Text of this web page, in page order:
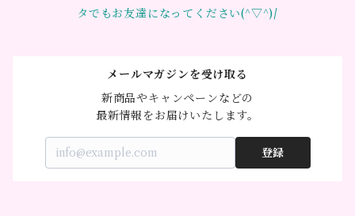
タでもお友達になってください(^▽^)/
メールマガジンを受け取る
新商品やキャンペーンなどの
最新情報をお届けいたします。
登録